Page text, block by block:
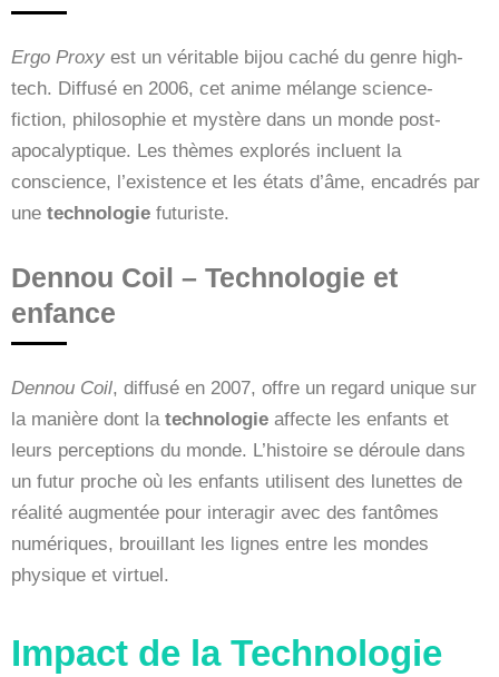
Ergo Proxy est un véritable bijou caché du genre high-
tech. Diffusé en 2006, cet anime mélange science-
fiction, philosophie et mystère dans un monde post-
apocalyptique. Les thèmes explorés incluent la
conscience, l’existence et les états d’âme, encadrés par
une technologie futuriste.
Dennou Coil – Technologie et
enfance
Dennou Coil, diffusé en 2007, offre un regard unique sur
la manière dont la technologie affecte les enfants et
leurs perceptions du monde. L’histoire se déroule dans
un futur proche où les enfants utilisent des lunettes de
réalité augmentée pour interagir avec des fantômes
numériques, brouillant les lignes entre les mondes
physique et virtuel.
Impact de la Technologie